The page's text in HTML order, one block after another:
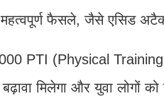
फैसले, जैसे एसिड
PTI (Physical
मिलेगा और युवा